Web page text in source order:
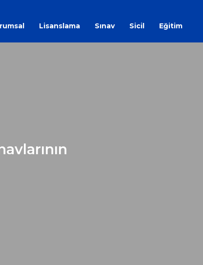
Lisanslama Sınav Sicil Eğitim